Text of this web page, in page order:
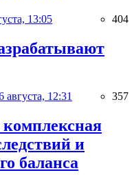
13:05 404
августа, 12:31 357
и
баланса